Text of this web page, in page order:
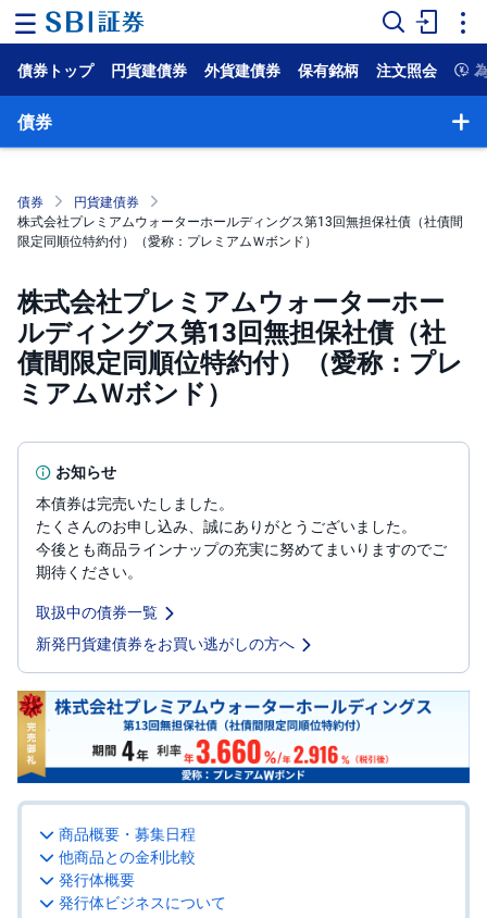
ー
ム
ケ
ッ
ト
国
内
株
式
国
式
投
資
信
託
債
券
お
ま
か
せ
投
資
PICK
S
BI
株
オ
債券トップ 円貨建債券 外貨建債券 保有銘柄 注文照会
債券
債券
円貨建債券
株式会社プレミアムウォーターホールディングス第13回無担保社債（社債間
限定同順位特約付）（愛称：プレミアムＷボンド）
株式会社プレミアムウォーターホー
ルディングス第13回無担保社債（社
債間限定同順位特約付）（愛称：プレ
ミアムＷボンド）
お知らせ
本債券は完売いたしました。
たくさんのお申し込み、誠にありがとうございました。
今後とも商品ラインナップの充実に努めてまいりますのでご
期待ください。
取扱中の債券一覧
新発円貨建債券をお買い逃がしの方へ
商品概要・募集日程
他商品との金利比較
発行体概要
発行体ビジネスについて